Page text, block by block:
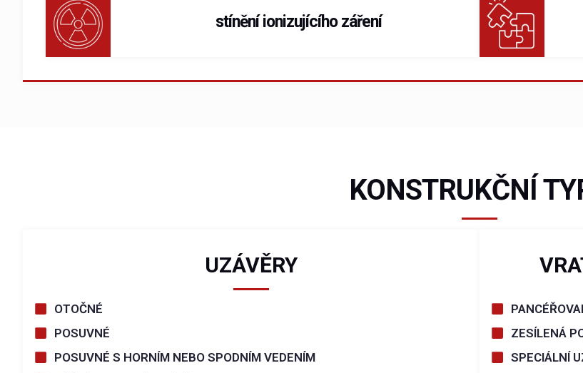
stínění ionizujícího záření
KONSTRUKČNÍ
UZÁVĚRY
OTOČNÉ
POSUVNÉ
POSUVNÉ S HORNÍM NEBO SPODNÍM VEDENÍM
ZESÍLENÁ
SPECIÁLNÍ